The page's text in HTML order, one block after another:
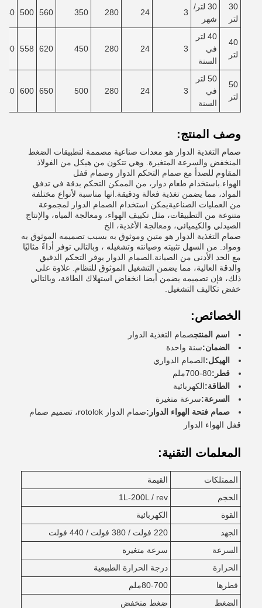
30
لتر
30 لتر/
شهر
3
24
280
350
560
500
440
40
لتر
40 لتر
في
السنة
3
24
280
450
620
558
500
50
لتر
50 لتر
في
السنة
3
24
280
500
650
600
540
وصف المنتج:
صمام التغذية الدوار هو معدات صناعية مصممة لتطبيقات الضغط
المنخفض والسرعة المتغيرة. وهي تتكون من هيكل من الفولاذ
المقاوم للصدأ مع صمام التحكم الدوار وصمام قفل
الهواء.باستخدام طعام دوار، من الممكن التحكم بدقة في تدفق
المواد، مما يضمن تغذية فعالة ودقيقة.انها مناسبة لأنواع مختلفة
من العمليات الصناعيةيمكن استخدام الصمام الدوار لمجموعة
متنوعة من التطبيقات، مثل تكييف الهواء، ومعالجة المياه، والإنتاج
الصيدلي والكيميائي، ومعالجة الأغذية، الخ
صمام التغذية الدوار هو متين وموثوق به بسبب تصميمه الموثوق به
ومواد. من السهل تثبيته وصيانته وتشغيله ، وبالتالي توفر أداءً مثاليًا
مع الحد الأدنى من الصيانة.الصمام الدوار يوفر التحكم الدقيق
والدقة العالية، مما يضمن التشغيل الموثوق للنظام. علاوة على
ذلك، فإن تصميمه يضمن أيضا انخفاض استهلاك الطاقة، وبالتالي
خفض تكاليف التشغيل.
الخصائص:
اسم المنتجصمام التغذية الدوار
الضمان:سنة واحدة
الهيكل:الصمام الدواري
قطر:80-700ملم
الطاقة:الكهربائية
السرعة:سرعة متغيرة
صمام فتحة الهواء الدوار:
صمام الدوار rotolok، تصميم صمام
قفل الهواء الدوار
المعلمات التقنية:
الممتلكات
القيمة
الحجم
1L-200L / rev
القوة
الكهربائية
الجهد
220 فولت / 380 فولت / 440 فولت
السرعة
سرعة متغيرة
الحرارة
درجة الحرارة الطبيعية
قطرها
80-700ملم
الضغط
ضغط منخفض